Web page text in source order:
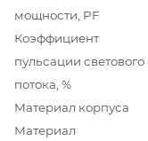
мощности, PF
Коэффициент
пульсации светового
потока, %
Материал корпуса
Материал